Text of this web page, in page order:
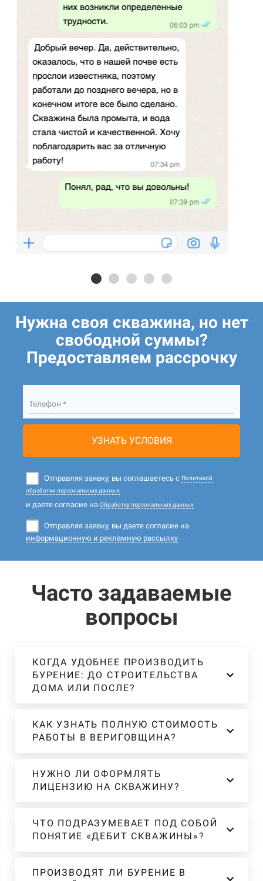
Нужна своя скважина, но нет
свободной суммы?
Предоставляем рассрочку
Телефон *
УЗНАТЬ УСЛОВИЯ
Отправляя заявку, вы соглашаетесь с Политикой
обработки персональных данных
и даете согласие на Обработку персональных данных
Отправляя заявку, вы даете согласие на
информационную и рекламную рассылку
Часто задаваемые
вопросы
КОГДА УДОБНЕЕ ПРОИЗВОДИТЬ
БУРЕНИЕ: ДО СТРОИТЕЛЬСТВА
ДОМА ИЛИ ПОСЛЕ?
КАК УЗНАТЬ ПОЛНУЮ СТОИМОСТЬ
РАБОТЫ В ВЕРИГОВЩИНА?
НУЖНО ЛИ ОФОРМЛЯТЬ
ЛИЦЕНЗИЮ НА СКВАЖИНУ?
ЧТО ПОДРАЗУМЕВАЕТ ПОД СОБОЙ
ПОНЯТИЕ «ДЕБИТ СКВАЖИНЫ»?
ПРОИЗВОДЯТ ЛИ БУРЕНИЕ В